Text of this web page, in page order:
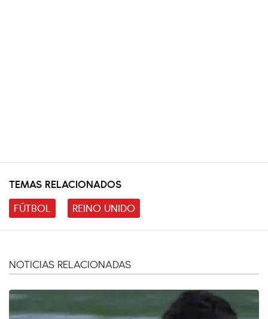
TEMAS RELACIONADOS
FÚTBOL
REINO UNIDO
NOTICIAS RELACIONADAS